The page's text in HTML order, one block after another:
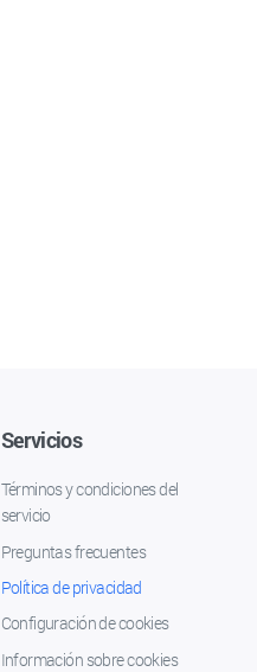
Servicios
Términos y condiciones del
servicio
Preguntas frecuentes
Política de privacidad
Configuración de cookies
Información sobre cookies